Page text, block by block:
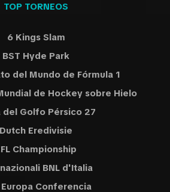
TOP TORNEOS
6 Kings Slam
BST Hyde Park
del Mundo de Fórmula 1
de Hockey sobre Hielo
del Golfo Pérsico 27
Dutch Eredivisie
Championship
BNL d'Italia
Europa Conferencia